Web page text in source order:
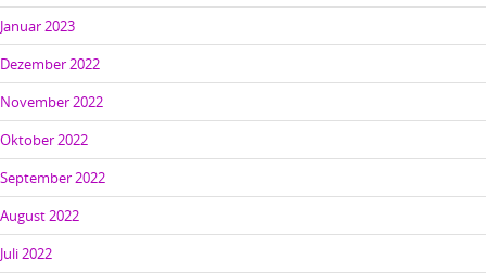
Januar 2023
Dezember 2022
November 2022
Oktober 2022
September 2022
August 2022
Juli 2022